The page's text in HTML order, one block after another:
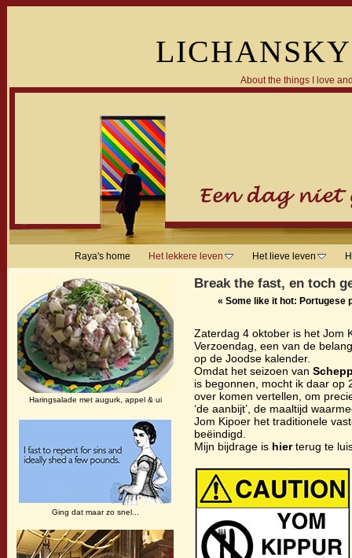
About the things I love
Raya's home Het lekkere leven Het lieve leven
Haringsalade met augurk, appel & ui
Ging dat maar zo snel...
Break the fast, en toch
« Some like it hot: Portugese
Zaterdag 4 oktober is het Jom
Verzoendag, een van de
op de Joodse kalender.
Omdat het seizoen van
is begonnen, mocht ik daar op
over komen vertellen, om
‘de aanbijt’, de maaltijd
Jom Kipoer het traditionele
beëindigd.
Mijn bijdrage is hierterug te